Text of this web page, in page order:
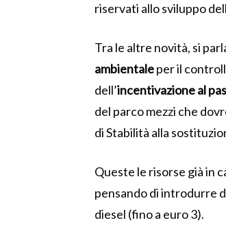
riservati allo sviluppo
Tra le altre novità, si
ambientaleper il
dell’incentivazione al
del parco mezzi che
di Stabilità alla
Queste le risorse già in
pensando di introdurre
diesel (fino a euro 3).